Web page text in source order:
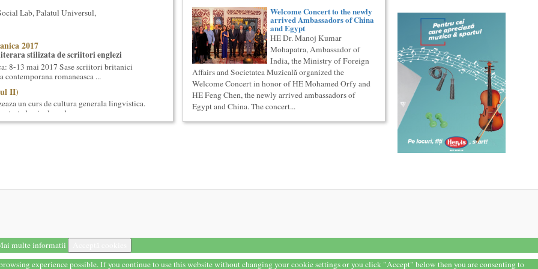
Lab, Palatul Universul,
2017
stilizata de scriitori englezi
8-13 mai 2017 Sase scriitori britanici
romaneasca ...
II)
un curs de cultura generala lingvistica.
de nivel academ...
Muzicala, a fost conceput initial ca
Romania – anuar...
Marile capodopere
Welcome Concert to the newly
arrived Ambassadors of China
and Egypt
HE Dr. Manoj Kumar
Mohapatra, Ambassador of
India, the Ministry of Foreign
Affairs and Societatea Muzicală organized the
Welcome Concert in honor of HE Mohamed Orfy and
HE Feng Chen, the newly arrived ambassadors of
Egypt and China. The concert...
multe informatii
experience possible. If you continue to use this website without changing your cookie settings or you click "Accept" below then you are consenting to